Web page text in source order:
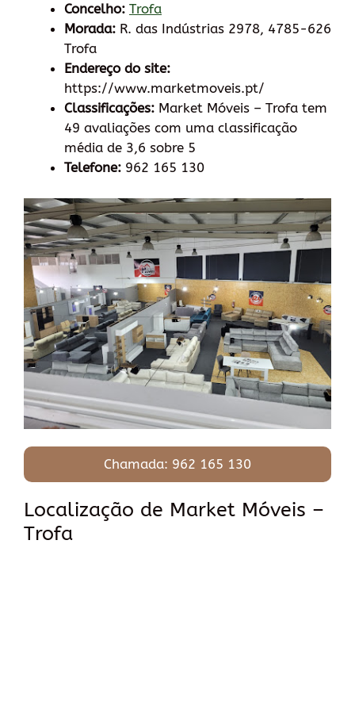
Concelho: Trofa
Morada: R. das Indústrias 2978, 4785-626
Trofa
Endereço do site:
https://www.marketmoveis.pt/
Classificações: Market Móveis – Trofa tem
49 avaliações com uma classificação
média de 3,6 sobre 5
Telefone: 962 165 130
Chamada: 962 165 130
Localização de Market Móveis –
Trofa